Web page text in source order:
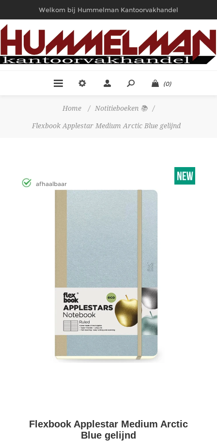
Welkom bij Hummelman Kantoorvakhandel
(0)
Home / Notitieboeken 📚 /
Flexbook Applestar Medium Arctic Blue gelijnd
afhaalbaar
Flexbook Applestar Medium Arctic
Blue gelijnd